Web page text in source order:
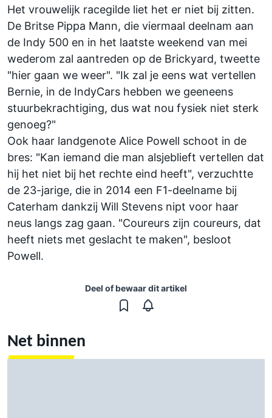
Het vrouwelijk racegilde liet het er niet bij zitten.
De Britse Pippa Mann, die viermaal deelnam aan
de Indy 500 en in het laatste weekend van mei
wederom zal aantreden op de Brickyard, tweette
"hier gaan we weer". "Ik zal je eens wat vertellen
Bernie, in de IndyCars hebben we geeneens
stuurbekrachtiging, dus wat nou fysiek niet sterk
genoeg?"
Ook haar landgenote Alice Powell schoot in de
bres: "Kan iemand die man alsjeblieft vertellen dat
hij het niet bij het rechte eind heeft", verzuchtte
de 23-jarige, die in 2014 een F1-deelname bij
Caterham dankzij Will Stevens nipt voor haar
neus langs zag gaan. "Coureurs zijn coureurs, dat
heeft niets met geslacht te maken", besloot
Powell.
Deel of bewaar dit artikel
Net binnen